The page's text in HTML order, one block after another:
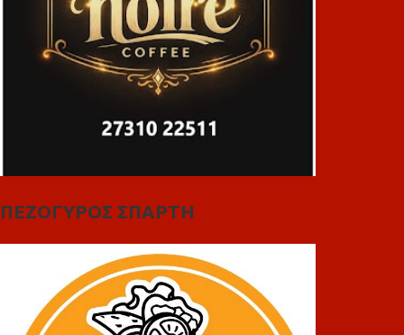
ΠΕΖΟΓΥΡΟΣ ΣΠΑΡΤΗ